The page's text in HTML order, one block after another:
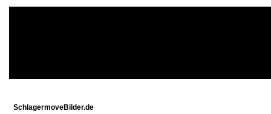
SchlagermoveBilder.de